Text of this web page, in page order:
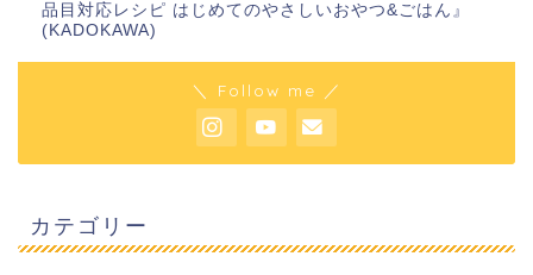
品目対応レシピ はじめてのやさしいおやつ&ごはん』
(KADOKAWA)
＼ Follow me ／
カテゴリー